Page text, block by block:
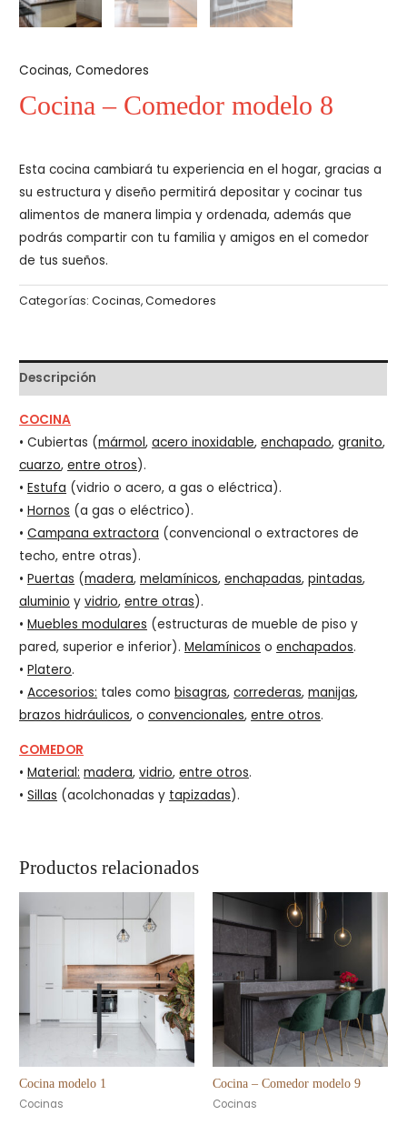
Cocinas,Comedores
Cocina – Comedor modelo 8
Esta cocina cambiará tu experiencia en el hogar, gracias a
su estructura y diseño permitirá depositar y cocinar tus
alimentos de manera limpia y ordenada, además que
podrás compartir con tu familia y amigos en el comedor
de tus sueños.
Categorías:Cocinas,Comedores
Descripción
COCINA
• Cubiertas (mármol,acero inoxidable,enchapado,granito,
cuarzo,entre otros).
•Estufa (vidrio o acero, a gas o eléctrica).
•Hornos (a gas o eléctrico).
•Campana extractora (convencional o extractores de
techo, entre otras).
•Puertas (madera,melamínicos,enchapadas,pintadas,
aluminio yvidrio,entre otras).
•Muebles modulares (estructuras de mueble de piso y
pared, superior e inferior).Melamínicos oenchapados.
•Platero.
•Accesorios: tales comobisagras,correderas,manijas,
brazos hidráulicos, oconvencionales,entre otros.
COMEDOR
•Material: madera,vidrio,entre otros.
•Sillas (acolchonadas y tapizadas).
Productos relacionados
Cocina modelo 1
Cocinas
Cocina – Comedor modelo 9
Cocinas